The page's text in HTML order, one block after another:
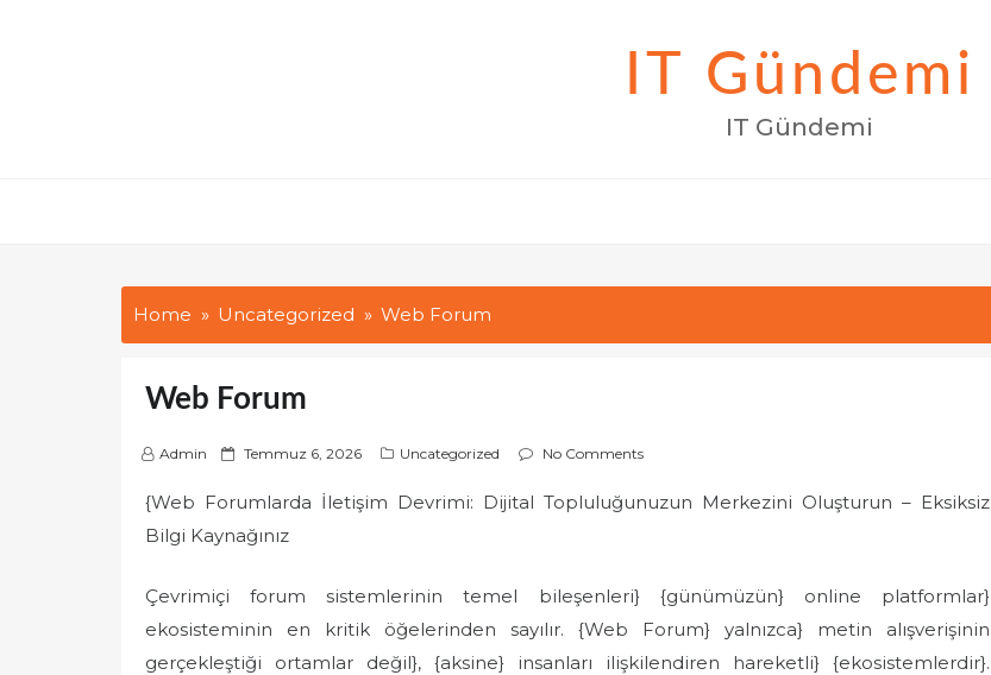
IT Gündemi
IT Gündemi
Home Uncategorized Web Forum
Web Forum
Admin
P
s
t
n
Temmuz 6, 2026 Uncategorized No Comments
{Web Forumlarda İletişim Devrimi: Dijital Topluluğunuzun Merkezini Oluşturun – Eksiksiz
Bilgi Kaynağınız
Çevrimiçi forum sistemlerinin temel bileşenleri} {günümüzün} online platformlar}
ekosisteminin en kritik öğelerinden sayılır. {Web Forum} yalnızca} metin alışverişinin
gerçekleştiği ortamlar değil}, {aksine} insanları ilişkilendiren hareketli} {ekosistemlerdir}.